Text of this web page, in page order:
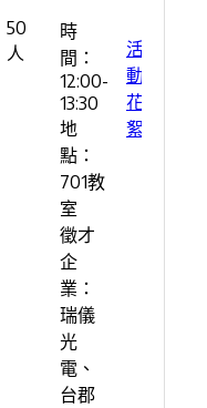
50
人
時
間：
12:00-
13:30
地
點：
701教
室
徵才
企
業：
瑞儀
光
電、
台郡
活
動
花
絮